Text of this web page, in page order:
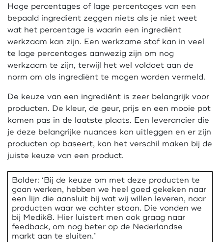
Hoge percentages of lage percentages van een
bepaald ingrediënt zeggen niets als je niet weet
wat het percentage is waarin een ingrediënt
werkzaam kan zijn. Een werkzame stof kan in veel
te lage percentages aanwezig zijn om nog
werkzaam te zijn, terwijl het wel voldoet aan de
norm om als ingrediënt te mogen worden vermeld.
De keuze van een ingrediënt is zeer belangrijk voor
producten. De kleur, de geur, prijs en een mooie pot
komen pas in de laatste plaats. Een leverancier die
je deze belangrijke nuances kan uitleggen en er zijn
producten op baseert, kan het verschil maken bij de
juiste keuze van een product.
Bolder: ‘Bij de keuze om met deze producten te
gaan werken, hebben we heel goed gekeken naar
een lijn die aansluit bij wat wij willen leveren, naar
producten waar we achter staan. Die vonden we
bij Medik8. Hier luistert men ook graag naar
feedback, om nog beter op de Nederlandse
markt aan te sluiten.’